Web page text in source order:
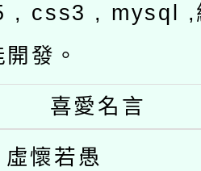
, css3 , mysql ,
發。
喜愛名言
懷若愚